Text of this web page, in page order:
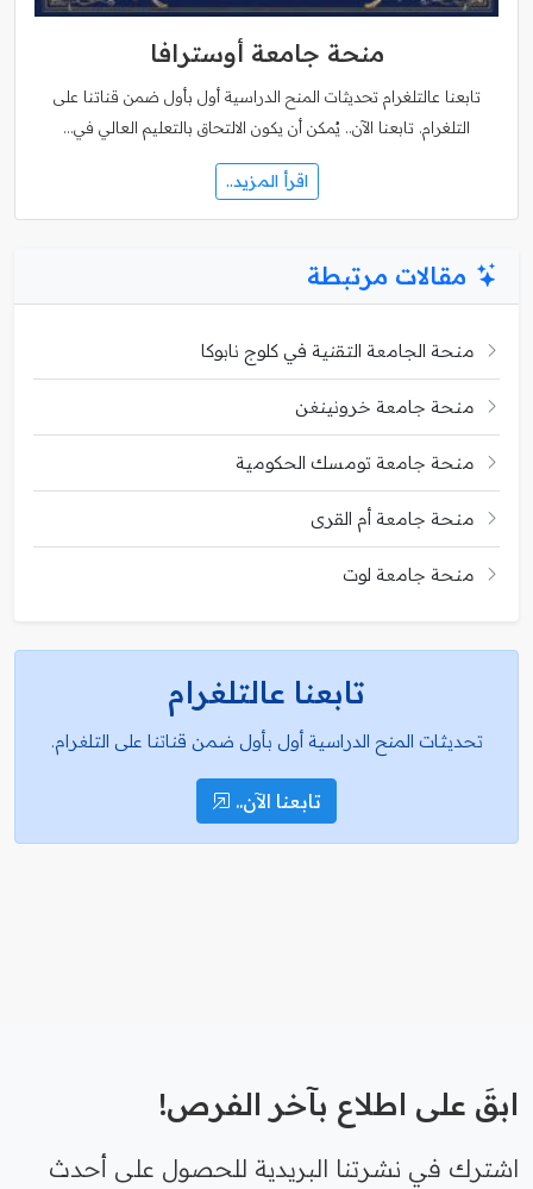
منحة جامعة أوسترافا
تابعنا عالتلغرام تحديثات المنح الدراسية أول بأول ضمن قناتنا على
التلغرام. تابعنا الآن.. يُمكن أن يكون الالتحاق بالتعليم العالي في…
اقرأ المزيد..
مقالات مرتبطة
منحة الجامعة التقنية في كلوج نابوكا
منحة جامعة خرونينغن
منحة جامعة تومسك الحكومية
منحة جامعة أم القرى
منحة جامعة لوت
تابعنا عالتلغرام
تحديثات المنح الدراسية أول بأول ضمن قناتنا على التلغرام.
تابعنا الآن..
ابقَ على اطلاع بآخر الفرص!
اشترك في نشرتنا البريدية للحصول على أحدث